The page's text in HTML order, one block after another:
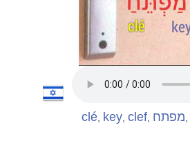
clé key clef מפתח